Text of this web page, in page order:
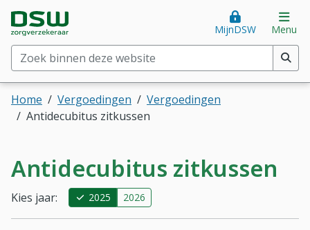
Direct naar hoofdinhoud
Direct naar hoofdmenuDSW Zorgverzekeraar. Goed voor je.
Zoek binnen deze website(min. 2 tekens)
MijnDSW Menu
Home Vergoedingen
Vergoedingen
Antidecubitus zitkussen
Antidecubitus zitkussen
Kies jaar: 2025 2026